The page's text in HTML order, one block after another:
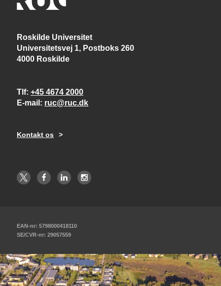
Roskilde Universitet
Universitetsvej 1, Postboks 260
4000 Roskilde
Tlf +45 4674 2000
E-mail
ruc@ruc.dk
Kontakt os
EAN-nr: 5798000418110
SE/CVR-nr: 29057559